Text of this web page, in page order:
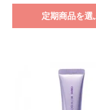
定期商品を選